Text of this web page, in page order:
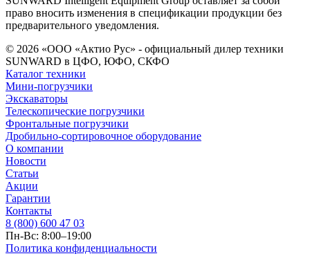
право вносить изменения в спецификации продукции без
предварительного уведомления.
© 2026 «ООО «Актио Рус» - официальный дилер техники
SUNWARD в ЦФО, ЮФО, СКФО
Каталог техники
Мини-погрузчики
Экскаваторы
Телескопические погрузчики
Фронтальные погрузчики
Дробильно-сортировочное оборудование
О компании
Новости
Статьи
Акции
Гарантии
Контакты
8 (800) 600 47 03
Пн-Вс: 8:00–19:00
Политика конфиденциальности